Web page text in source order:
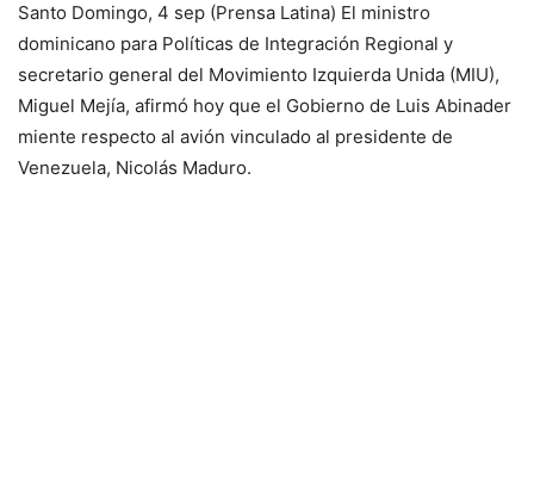
Santo Domingo, 4 sep (Prensa Latina) El ministro
dominicano para Políticas de Integración Regional y
secretario general del Movimiento Izquierda Unida (MIU),
Miguel Mejía, afirmó hoy que el Gobierno de Luis Abinader
miente respecto al avión vinculado al presidente de
Venezuela, Nicolás Maduro.